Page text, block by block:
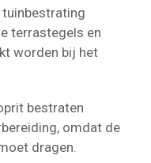
tuinbestrating
terrastegels en
worden bij het
bestraten
omdat de
dragen.